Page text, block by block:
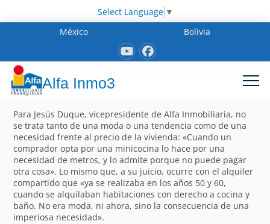
Select Language ▼
México
Bolivia
Alfa Inmo3
Para Jesús Duque, vicepresidente de Alfa Inmobiliaria, no
se trata tanto de una moda o una tendencia como de una
necesidad frente al precio de la vivienda: «Cuando un
comprador opta por una minicocina lo hace por una
necesidad de metros, y lo admite porque no puede pagar
otra cosa». Lo mismo que, a su juicio, ocurre con el alquiler
compartido que «ya se realizaba en los años 50 y 60,
cuando se alquilaban habitaciones con derecho a cocina y
baño. No era moda, ni ahora, sino la consecuencia de una
imperiosa necesidad».